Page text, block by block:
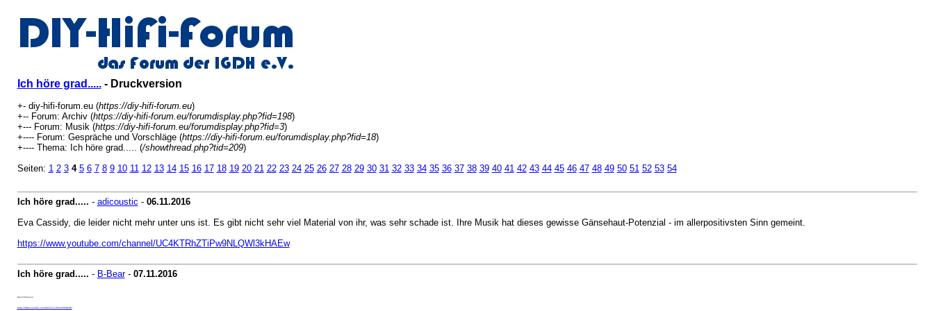
Ich höre grad.....- Druckversion
+- diy-hifi-forum.eu (https://diy-hifi-forum.eu)
+-- Forum: Archiv (https://diy-hifi-forum.eu/forumdisplay.php?fid=198)
+--- Forum: Musik (https://diy-hifi-forum.eu/forumdisplay.php?fid=3)
+---- Forum: Gespräche und Vorschläge (https://diy-hifi-forum.eu/forumdisplay.php?fid=18)
+---- Thema: Ich höre grad..... (/showthread.php?tid=209)
Seiten: 1 2 3 4 5 6 7 8 9 10 11 12 13 14 15 16 17 18 19 20 21 22 23 24 25 26 27 28 29 30 31 32 33 34 35 36 37 38 39 40 41 42 43 44 45 46 47 48 49 50 51 52 53 54
Ich höre grad..... - adicoustic - 06.11.2016
Eva Cassidy, die leider nicht mehr unter uns ist. Es gibt nicht sehr viel Material von ihr, was sehr schade ist. Ihre Musik hat dieses gewisse Gänsehaut-Potenzial - im allerpositivsten Sinn gemeint.
https://www.youtube.com/channel/UC4KTRhZTiPw9NLQWl3kHAEw
Ich höre grad..... - B-Bear- 07.11.2016
David Munyon
https://www.youtube.com/watch?v=ZMuvM6dgnBo